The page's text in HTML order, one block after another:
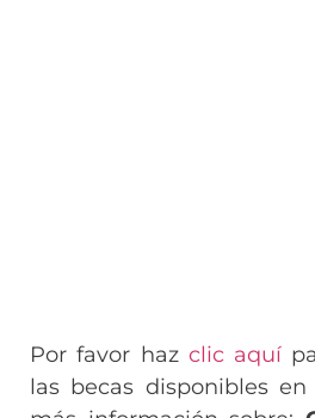
Por favor haz clic aquí
las becas disponibles